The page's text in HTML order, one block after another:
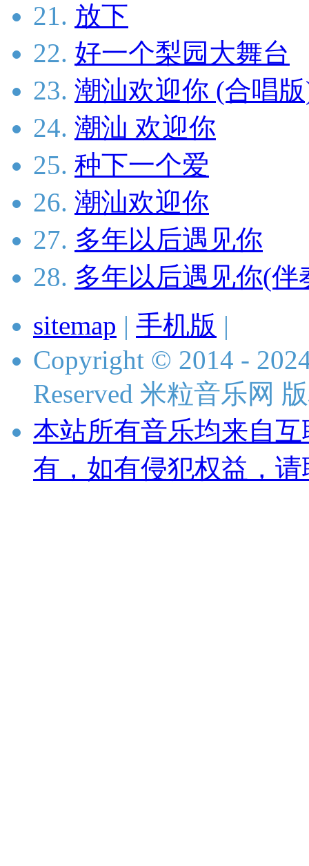
21. 放下
22. 好一个梨园大舞台
23. 潮汕欢迎你 (合唱
24. 潮汕 欢迎你
25. 种下一个爱
26. 潮汕欢迎你
27. 多年以后遇见你
28. 多年以后遇见你(伴
sitemap | 手机版 |
Copyright © 2014 -
Reserved 米粒音乐网
本站所有音乐均来自
有，如有侵犯权益，